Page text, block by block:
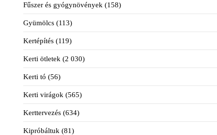
Fűszer és gyógynövények (158)
Gyümölcs (113)
Kertépítés (119)
Kerti ötletek (2 030)
Kerti tó (56)
Kerti virágok (565)
Kerttervezés (634)
Kipróbáltuk (81)